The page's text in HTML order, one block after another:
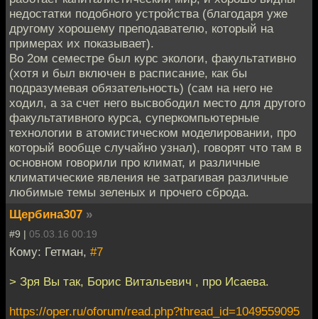
недостатки подобного устройства (благодаря уже
другому хорошему преподавателю, который на
примерах их показывает).
Во 2ом семестре был курс экологи, факультативно
(хотя и был включен в расписание, как бы
подразумевая обязательность) (сам на него не
ходил, а за счет него высвободил место для другого
факультативного курса, суперкомпьютерные
технологии в атомистическом моделировании, про
который вообще случайно узнал), говорят что там в
основном говорили про климат, и различные
климатические явления не затрагивая различные
любимые темы зеленых и прочего сброда.
Щербина307 »
#9 | 05.03.16 00:19
Кому: Гетман, #7
> Зря Вы так, Борис Витальевич , про Исаева.
https://oper.ru/oforum/read.php?thread_id=1049559095